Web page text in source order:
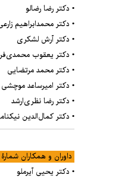
• دکتر رضا رضالو
• دکتر محمدابراهیم زارعی
• دکتر آرش لشکری
• دکتر یعقوب محمدی‌فر
• دکتر محمد مرتضایی
• دکتر امیرساعد موچشی
• دکتر رضا نظری‌ارشد
• دکتر کمال‌الدین نیکنامی
داوران و همکاران شمارۀ ۴:
• دکتر یحیی آیرملو